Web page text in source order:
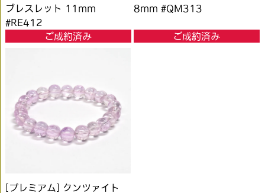
ブレスレット 11mm
#RE412
ご成約済み
8mm #QM313
ご成約済み
[プレミアム] クンツァイト